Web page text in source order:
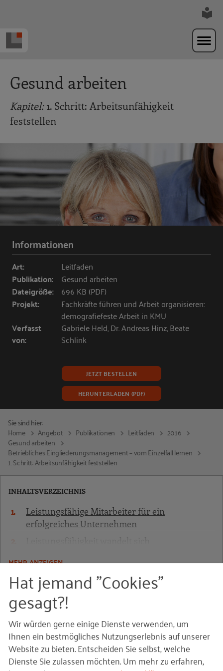
Gesund arbeiten
Kapitel:1. Schritt: Arbeitsunfähigkeit
feststellen
Informationen
Art: Leitfaden
Publikation: Gesund arbeiten
Dateigröße: 696 KB (PDF)
Projekt:
Fachkräfte führen und Arbeit organisieren:
demografiefeste Arbeit in KMU
Verfasst
von:
Gabriele Held, Dr. Andreas Hinz, Beate
Schlink
JETZT BESTELLEN
HERUNTERLADEN (PDF)
Sie sind hier:
Home
Angebot Publikationen Leitfaden
2016
Gesund arbeiten
Betriebliches Eingliederungsmanagement – vom Einzelfall lernen
1. Schritt: Arbeitsunfähigkeit feststellen
INHALTSVERZEICHNIS
Leistungsfähige Mitarbeiter für ein
erfolgreiches Unternehmen
Auswirkungen der Arbeit auf die Gesundheit
Arbeitsplätze gesund gestalten
Heben, Halten und Tragen – richtig und sicher
1. Schritt: Vorbereiten
2. Schritt: Maßnahmen entwickeln und
umsetzen
Lärm – vermeiden oder reduzieren
MEHR ANZEIGEN
1. Schritt:
Arbeitsunfähigkeit
feststellen
Hat jemand "Cookies"
gesagt?!
Wir würden gerne einige Dienste verwenden, um
Ihnen ein bestmögliches Nutzungserlebnis auf unserer
Website zu bieten. Entscheiden Sie selbst, welche
Dienste Sie zulassen möchten.Um mehr zu erfahren,